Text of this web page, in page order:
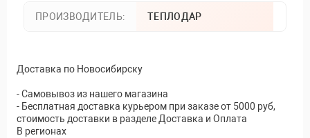
ПРОИЗВОДИТЕЛЬ: ТЕПЛОДАР
Доставка по Новосибирску
- Самовывоз из нашего магазина
- Бесплатная доставка курьером при заказе от 5000 руб,
стоимость доставки в разделе Доставка и Оплата
В регионах